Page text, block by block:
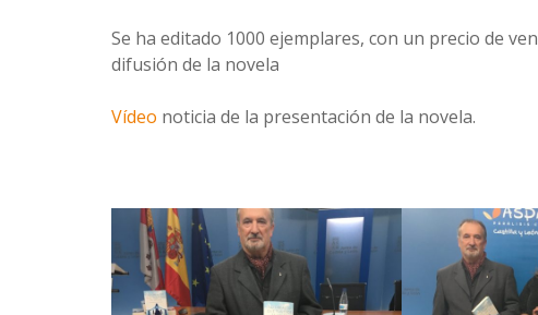
Se ha editado 1000 ejemplares, con un precio de
difusión de la novela
Vídeo noticia de la presentación de la novela.